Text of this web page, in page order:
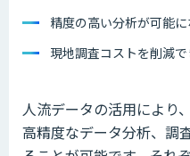
精度の高い分析が可能に
現地調査コストを削減で
人流データの活用により
高精度なデータ分析、調